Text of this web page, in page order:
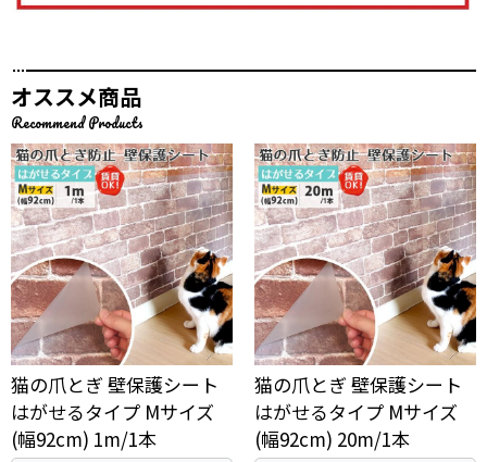
オススメ商品
Recommend Products
猫の爪とぎ 壁保護シート
はがせるタイプ Mサイズ
(幅92cm) 1m/1本
猫の爪とぎ 壁保護シート
はがせるタイプ Mサイズ
(幅92cm) 20m/1本